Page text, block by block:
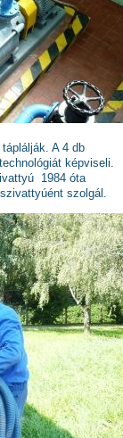
A 4 db
képviseli.
1984 óta
szolgál.